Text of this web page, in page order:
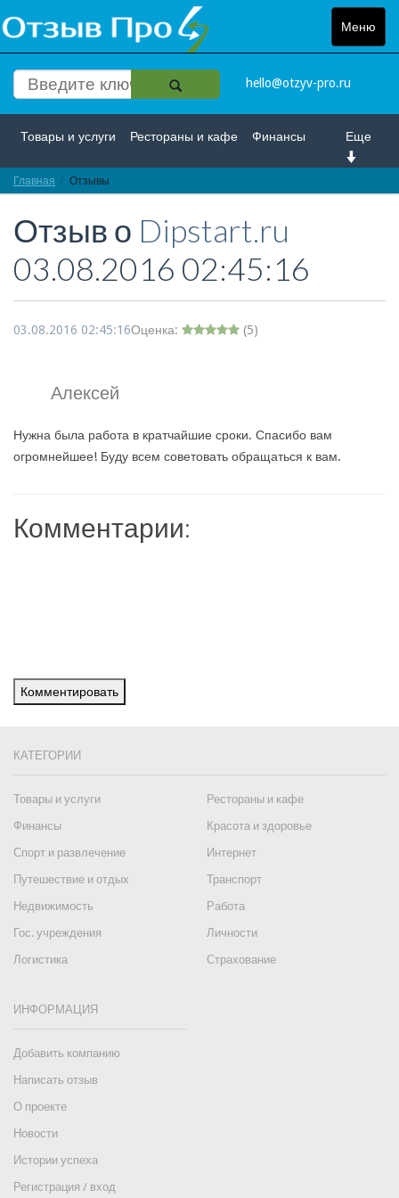
Меню
Toggle
hello@otzyv-pro.ru
Еще
Товары и услуги Рестораны и кафе Финансы
Красота и здоровье
Интернет Путешествие и отдых Транспорт
Недвижимость Работа Гос. учреждения
Главная Отзывы
Отзыв о Dipstart.ru
03.08.2016 02:45:16
03.08.2016 02:45:16Оценка: (5)
Алексей
Нужна была работа в кратчайшие сроки. Спасибо вам
огромнейшее! Буду всем советовать обращаться к вам.
Комментарии:
Комментировать
КАТЕГОРИИ
Товары и услуги
Рестораны и кафе
Финансы
Красота и здоровье
Спорт и развлечение
Интернет
Путешествие и отдых
Транспорт
Недвижимость
Работа
Гос. учреждения
Личности
Логистика
Страхование
ИНФОРМАЦИЯ
Добавить компанию
Написать отзыв
О проекте
Новости
Истории успеха
Регистрация / вход